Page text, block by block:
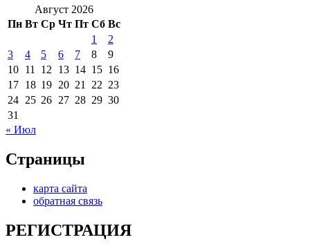
Август 2026
Пн Вт Ср Чт Пт Сб Вс
1
2
3
4 5 6 7 8
9
10 11 12 13 14 15 16
17 18 19 20 21 22 23
24 25 26 27 28 29 30
31
« Июл
Страницы
карта сайта
обратная связь
РЕГИСТРАЦИЯ